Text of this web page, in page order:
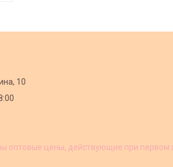
10
оптовые цены, действующие при первом